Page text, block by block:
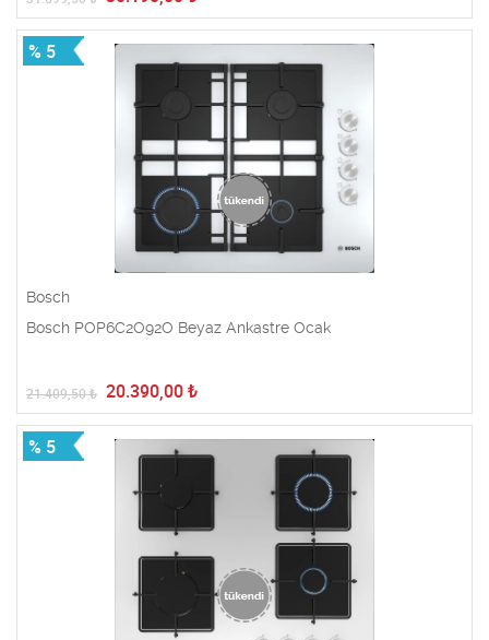
% 5
Bosch
Bosch POP6C2O92O Beyaz Ankastre Ocak
21.409,50₺ 20.390,00 ₺
% 5